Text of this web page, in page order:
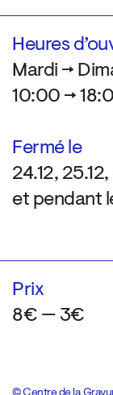
Heures
Mardi →
10:00 →
Fermé le
24.12, 25.12,
et pendant
Prix
8€ — 3€